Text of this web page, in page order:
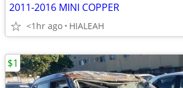
2011-2016 MINI COPPER
<1hr ago HIALEAH
$1